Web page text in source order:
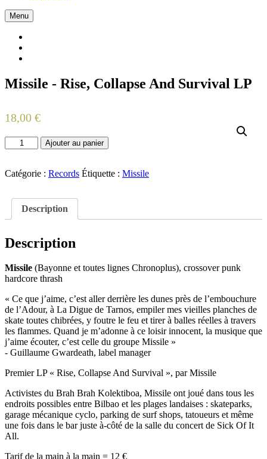
Missile - Rise, Collapse And Survival LP
10
2020
juin
18,00 €
quantité
de
-
Survival
Ajouter au panier
Catégorie : Records Étiquette : Missile
Description
Description
Missile (Bayonne et toutes lignes Chronoplus), crossover punk
hardcore thrash
« Ce que j’aime, c’est aller derrière les dunes près de l’embouchure
de l’Adour, à La Digue de Tarnos, empiler mes vieilles planches de
skate toutes chibrées, y foutre le feu et tirer à balles réelles à travers
les flammes. Quand je m’adonne à ce loisir innocent, la musique que
j’aime écouter, c’est celle du groupe Missile »
- Guillaume Gwardeath, label manager
Premier LP « Rise, Collapse And Survival », par Missile
Activistes du Brah Brah Kolektiboa, Missile ont joué dans tous les
endroits possibles entre Bilbao et les plages landaises : skateparks,
garage mécanique cyclo, parking de surf shops, tatoueurs et même
une fois dans le bar juste à-côté de la salle du concert de Sick Of It
All.
Tarif de la main à la main = 12 €